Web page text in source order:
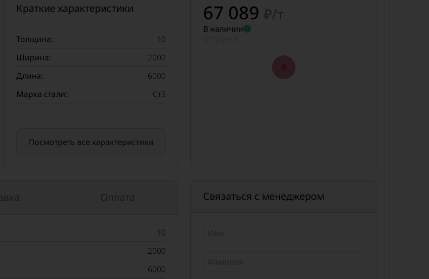
Краткие характеристики
Толщина:
10
Ширина:
2000
Длина:
6000
Марка стали:
Ст3
Посмотреть все характеристики
67 089 ₽/т
В наличии
10
2000
6000
Связаться с менеджером